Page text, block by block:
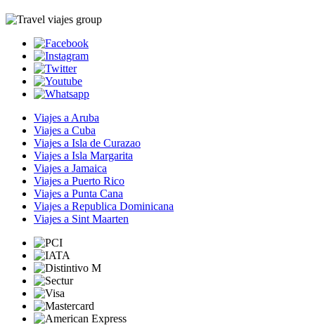
Viajes a Aruba
Viajes a Cuba
Viajes a Isla de Curazao
Viajes a Isla Margarita
Viajes a Jamaica
Viajes a Puerto Rico
Viajes a Punta Cana
Viajes a Republica Dominicana
Viajes a Sint Maarten